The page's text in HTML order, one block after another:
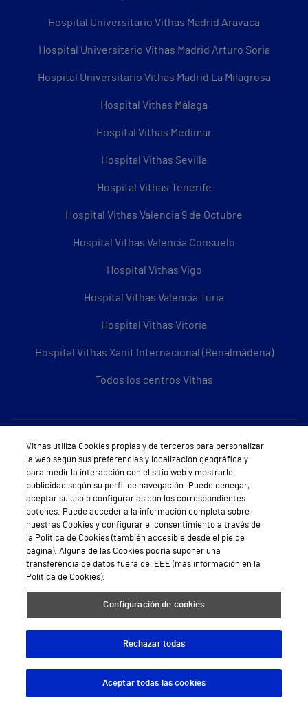
Hospital Universitario Vithas Madrid Aravaca
Hospital Universitario Vithas Madrid Arturo Soria
Hospital Universitario Vithas Madrid La Milagrosa
Hospital Vithas Málaga
Hospital Vithas Medimar
Hospital Vithas Sevilla
Hospital Vithas Tenerife
Hospital Vithas Valencia 9 de Octubre
Hospital Vithas Valencia Consuelo
Hospital Vithas Vigo
Hospital Vithas Valencia Turia
Hospital Vithas Vitoria
Hospital Vithas Xanit Internacional (Benalmádena)
Todos los centros Vithas
Sobre Vithas
Quiénes somos
Trabajar en Vithas
Teléfono Cita Médica
Teléfono Atención al Cliente
Política de seguridad y salud en el trabajo
Conoce a Supervita
Aviso Legal Política de cookies Política de privacidad Mapa web Protección de datos
Descargar App
Vithas utiliza Cookies propias y de terceros para personalizar
la web según sus preferencias y localización geográfica y
para medir la interacción con el sitio web y mostrarle
publicidad según su perfil de navegación. Puede denegar,
aceptar su uso o configurarlas con los correspondientes
botones. Puede acceder a la información completa sobre
nuestras Cookies y configurar el consentimiento a través de
la Política de Cookies (también accesible desde el pie de
página). Alguna de las Cookies podría suponer una
transferencia de datos fuera del EEE (más información en la
Política de Cookies).
Configuración de cookies
Rechazar todas
Aceptar todas las cookies